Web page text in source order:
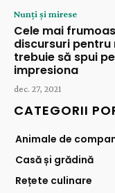
Nunți și mirese
Cele mai
discursuri pentru
trebuie să spui
impresiona
dec. 27, 2021
CATEGORII
Animale de
Casă și grădină
Rețete culinare